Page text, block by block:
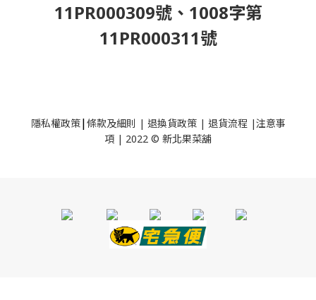
11PR000309號、1008字第
11PR000311號
隱私權政策|條款及細則 | 退換貨政策| 退貨流程 |注意事
項 | 2022 © 新北果菜舖